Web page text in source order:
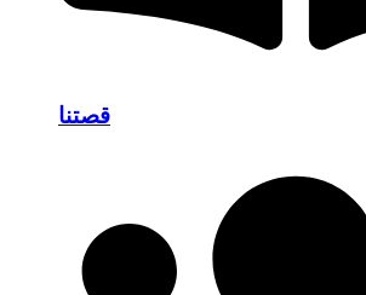
قصتنا